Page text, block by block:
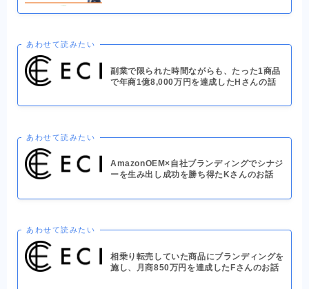
あわせて読みたい
副業で限られた時間ながらも、たった1商品
で年商1億8,000万円を達成したHさんの話
あわせて読みたい
AmazonOEM×自社ブランディングでシナジ
ーを生み出し成功を勝ち得たKさんのお話
あわせて読みたい
相乗り転売していた商品にブランディングを
施し、月商850万円を達成したFさんのお話